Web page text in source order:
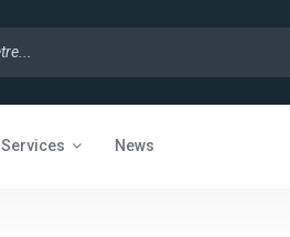
Services News